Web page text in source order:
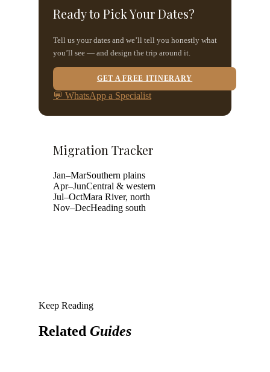
Ready to Pick Your Dates?
Tell us your dates and we’ll tell you honestly what
you’ll see — and design the trip around it.
GET A FREE ITINERARY
💬 WhatsApp a Specialist
Migration Tracker
Jan–MarSouthern plains
Apr–JunCentral & western
Jul–OctMara River, north
Nov–DecHeading south
Keep Reading
Related Guides